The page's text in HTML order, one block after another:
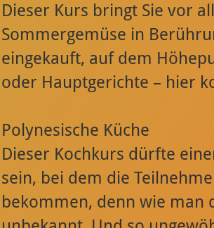
Dieser Kurs bringt Sie vor
Sommergemüse in
eingekauft, auf dem
oder Hauptgerichte – hier
Polynesische Küche
Dieser Kochkurs dürfte
sein, bei dem die
bekommen, denn wie man